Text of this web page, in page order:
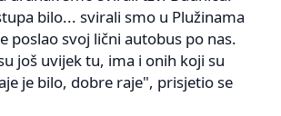
bilo... svirali smo u Plužinama
poslao svoj lični autobus po nas.
još uvijek tu, ima i onih koji su
je bilo, dobre raje", prisjetio se